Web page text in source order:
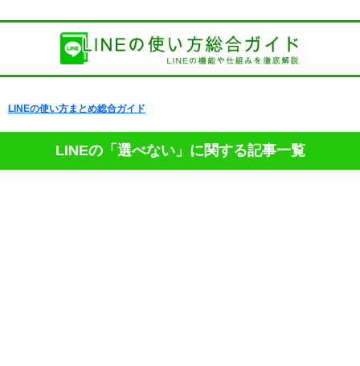
LINEの使い方まとめ総合ガイド
LINEの「選べない」に関する記事一覧